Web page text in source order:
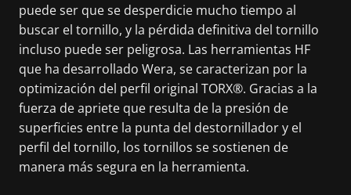
puede ser que se desperdicie mucho tiempo al
buscar el tornillo, y la pérdida definitiva del tornillo
incluso puede ser peligrosa. Las herramientas HF
que ha desarrollado Wera, se caracterizan por la
optimización del perfil original TORX®. Gracias a la
fuerza de apriete que resulta de la presión de
superficies entre la punta del destornillador y el
perfil del tornillo, los tornillos se sostienen de
manera más segura en la herramienta.